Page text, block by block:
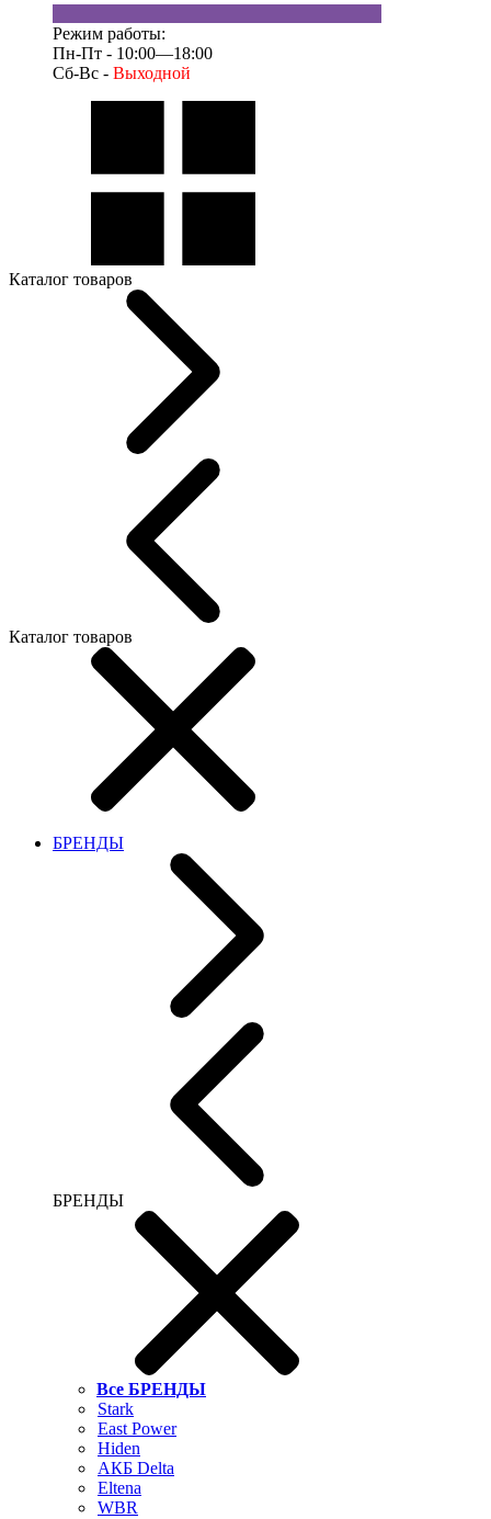
Режим работы:
Пн-Пт - 10:00—18:00
Сб-Вс - Выходной
Каталог товаров
Каталог товаров
БРЕНДЫ
БРЕНДЫ
Все БРЕНДЫ
Stark
East Power
Hiden
АКБ Delta
Eltena
WBR